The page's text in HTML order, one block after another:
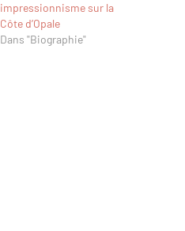
impressionnisme sur la
Côte d’Opale
Dans "Biographie"